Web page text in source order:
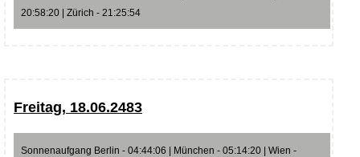
20:58:20 | Zürich - 21:25:54
Freitag, 18.06.2483
Sonnenaufgang Berlin - 04:44:06 | München - 05:14:20 | Wien -